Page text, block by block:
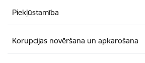
Piekļūstamība
Korupcijas novēršana un apkarošana